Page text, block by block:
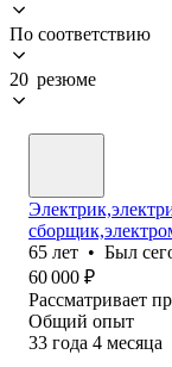
По соответствию
20 резюме
65 лет • Был
60 000 ₽
Рассматривает
Общий опыт
33 года 4 месяца